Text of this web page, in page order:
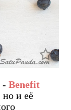
- Benefit
и её